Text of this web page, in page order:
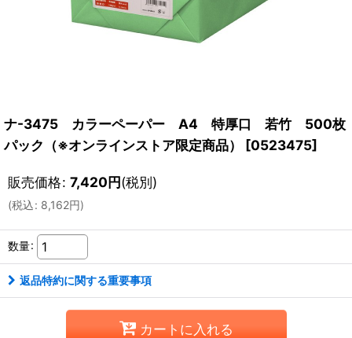
ナ-3475 カラーペーパー A4 特厚口 若竹 500枚
パック（※オンラインストア限定商品）
[0523475]
販売価格: 7,420円(税別)
(税込: 8,162円)
数量:
返品特約に関する重要事項
カートに入れる